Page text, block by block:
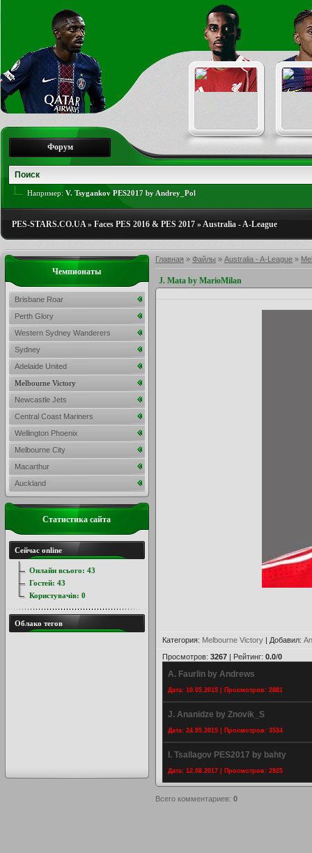
Форум
Например: V. Tsygankov PES2017 by Andrey_Pol
PES-STARS.CO.UA» Faces PES 2016 & PES 2017 »Australia - A-League
Главная » Файлы » Australia - A-League »
J. Mata by MarioMilan
Категория: Melbourne Victory | Добавил:
Просмотров: 3267 | Рейтинг: 0.0/0
A. Faurlin by Andrews
Дата: 10.05.2015 | Просмотров: 2881
J. Ananidze by Znovik_S
Дата: 24.05.2015 | Просмотров: 3534
I. Tsallagov PES2017 by bahty
Дата: 12.08.2017 | Просмотров: 2925
Всего комментариев: 0
Чемпионаты
Brisbane Roar
Perth Glory
Western Sydney Wanderers
Sydney
Adelaide United
Melbourne Victory
Newcastle Jets
Central Coast Mariners
Wellington Phoenix
Melbourne City
Macarthur
Auckland
Статистика сайта
Сейчас online
Онлайн всього: 43
Гостей: 43
Користувачів: 0
Облако тегов